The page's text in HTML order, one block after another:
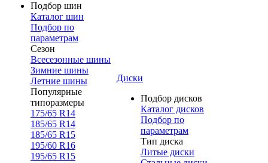
Подбор шин
Каталог шин
Подбор по
параметрам
Сезон
Всесезонные шины
Зимние шины
Летние шины
Популярные
типоразмеры
175/65 R14
185/65 R14
185/65 R15
195/60 R16
195/65 R15
Диски
Подбор дисков
Каталог дисков
Подбор по
параметрам
Тип диска
Литые диски